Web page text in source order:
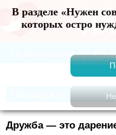
В разделе «Нужен
которых остро
Дружба — это